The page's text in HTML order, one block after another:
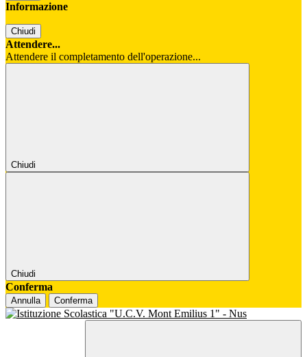
Informazione
Chiudi
Attendere...
Attendere il completamento dell'operazione...
Chiudi
Chiudi
Conferma
Annulla Conferma